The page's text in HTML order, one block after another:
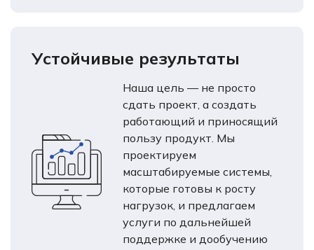
Устойчивые результаты
Наша цель — не просто
сдать проект, а создать
работающий и приносящий
пользу продукт. Мы
проектируем
масштабируемые системы,
которые готовы к росту
нагрузок, и предлагаем
услуги по дальнейшей
поддержке и дообучению